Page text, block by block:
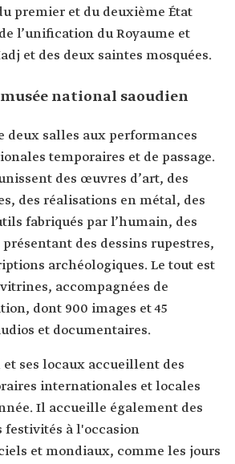
premier et du deuxième État
l’unification du Royaume et
et des deux saintes mosquées.
national saoudien
deux salles aux performances
temporaires et de passage.
des œuvres d’art, des
des réalisations en métal, des
fabriqués par l’humain, des
des dessins rupestres,
archéologiques. Le tout est
accompagnées de
dont 900 images et 45
et documentaires.
ses locaux accueillent des
internationales et locales
Il accueille également des
festivités à l'occasion
et mondiaux, comme les jours